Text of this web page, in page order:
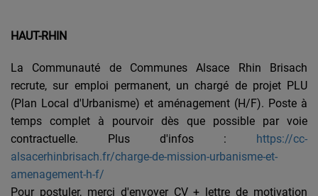
HAUT-RHIN
La Communauté de Communes Alsace Rhin Brisach
recrute, sur emploi permanent, un chargé de projet PLU
(Plan Local d'Urbanisme) et aménagement (H/F). Poste à
temps complet à pourvoir dès que possible par voie
contractuelle. Plus d'infos : https://cc-
alsacerhinbrisach.fr/charge-de-mission-urbanisme-et-
amenagement-h-f/
Pour postuler, merci d'envoyer CV + lettre de motivation